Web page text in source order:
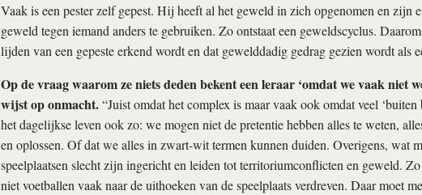
Vaak is een pester zelf gepest. Hij heeft al het geweld in zich opgenomen en zijn
geweld tegen iemand anders te gebruiken. Zo ontstaat een geweldscyclus.
lijden van een gepeste erkend wordt en dat gewelddadig gedrag gezien wordt als
Op de vraag waarom ze niets deden bekent een leraar ‘omdat we vaak niet
wijst op onmacht.“Juist omdat het complex is maar vaak ook omdat veel
het dagelijkse leven ook zo: we mogen niet de pretentie hebben alles te weten,
en oplossen. Of dat we alles in zwart-wit termen kunnen duiden. Overigens, wat
speelplaatsen slecht zijn ingericht en leiden tot territoriumconflicten en geweld.
niet voetballen vaak naar de uithoeken van de speelplaats verdreven. Daar moet